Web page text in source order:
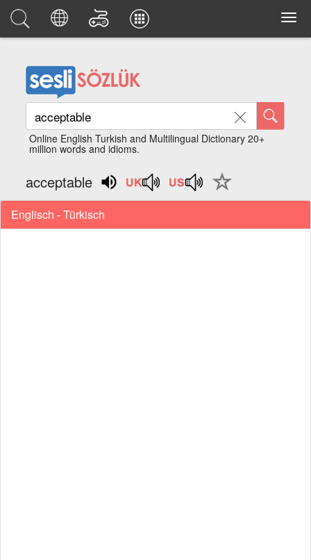
Online English Turkish and Multilingual Dictionary 20+
million words and idioms.
acceptable
Englisch - Türkisch